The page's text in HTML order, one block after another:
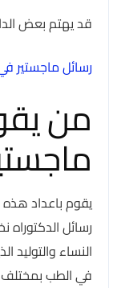
قد يهتم بعض
رسائل ماجستير
من
يقوم باعداد هذه
رسائل
النساء والتوليد
في الطب